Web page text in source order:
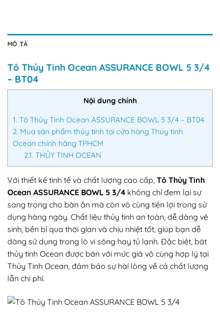
MÔ TẢ
Tô Thủy Tinh Ocean ASSURANCE BOWL 5 3/4
– BT04
Nội dung chính
1. Tô Thủy Tinh Ocean ASSURANCE BOWL 5 3/4 – BT04
2. Mua sản phẩm thủy tinh tại cửa hàng Thủy tinh
Ocean chính hãng TPHCM
2.1. THỦY TINH OCEAN
Với thiết kế tinh tế và chất lượng cao cấp, Tô Thủy Tinh
Ocean ASSURANCE BOWL 5 3/4 không chỉ đem lại sự
sang trọng cho bàn ăn mà còn vô cùng tiện lợi trong sử
dụng hàng ngày. Chất liệu thủy tinh an toàn, dễ dàng vệ
sinh, bền bỉ qua thời gian và chịu nhiệt tốt, giúp bạn dễ
dàng sử dụng trong lò vi sóng hay tủ lạnh. Đặc biệt, bát
thủy tinh Ocean được bán với mức giá vô cùng hợp lý tại
Thủy Tinh Ocean, đảm bảo sự hài lòng về cả chất lượng
lẫn chi phí.